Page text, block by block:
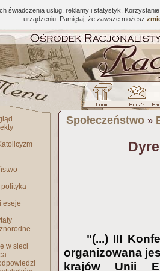
świadczenia usług, reklamy i statystyk.
urządzeniu. Pamiętaj, że zawsze możesz
polityka
eseje
w sieci
Społeczeństwo »
"(...) III
organizowana
krajów Unii